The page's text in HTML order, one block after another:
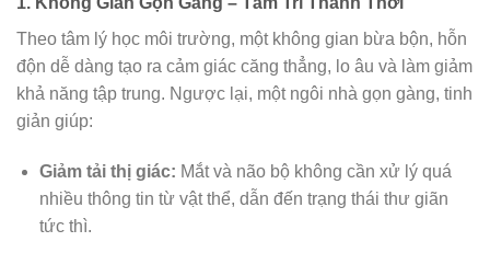
Theo tâm lý học môi trường, một không gian bừa bộn, hỗn
độn dễ dàng tạo ra cảm giác căng thẳng, lo âu và làm giảm
khả năng tập trung. Ngược lại, một ngôi nhà gọn gàng, tinh
giản giúp:
Giảm tải thị giác: Mắt và não bộ không cần xử lý quá
nhiều thông tin từ vật thể, dẫn đến trạng thái thư giãn
tức thì.